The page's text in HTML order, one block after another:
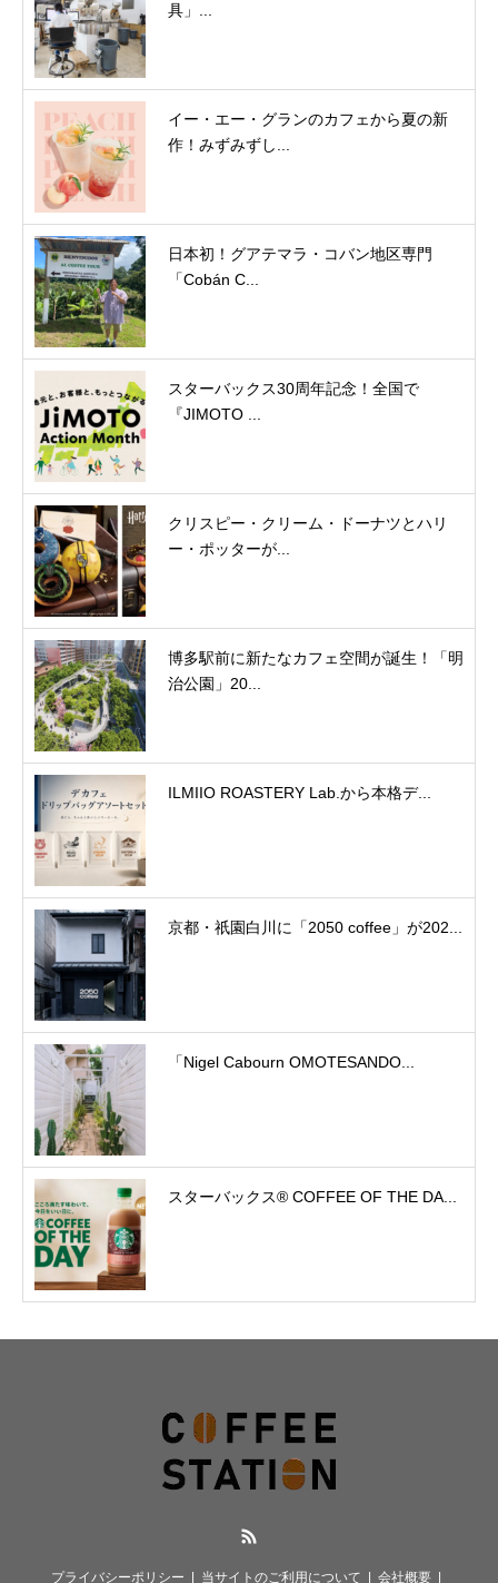
具」...
イー・エー・グランのカフェから夏の新
作！みずみずし...
日本初！グアテマラ・コバン地区専門
「Cobán C...
スターバックス30周年記念！全国で
『JIMOTO ...
クリスピー・クリーム・ドーナツとハリ
ー・ポッターが...
博多駅前に新たなカフェ空間が誕生！「明
治公園」20...
ILMIIO ROASTERY Lab.から本格デ...
京都・祇園白川に「2050 coffee」が202...
「Nigel Cabourn OMOTESANDO...
スターバックス® COFFEE OF THE DA...
プライバシーポリシー 当サイトのご利用について 会社概要